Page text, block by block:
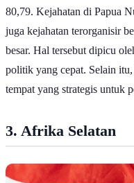
80,79. Kejahatan di Papua
juga kejahatan terorganisir
besar. Hal tersebut dipicu
politik yang cepat. Selain
tempat yang strategis untuk
3. Afrika Selatan